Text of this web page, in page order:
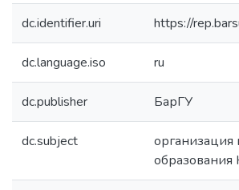
dc.identifier.uri https://
dc.language.iso ru
dc.publisher БарГУ
dc.subject
организация
образования